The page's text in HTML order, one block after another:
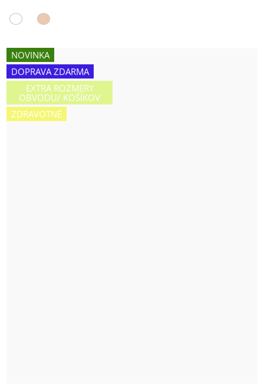
NOVINKA
DOPRAVA ZDARMA
EXTRA ROZMERY
OBVODU/ KOŠÍKOV
ZDRAVOTNÉ